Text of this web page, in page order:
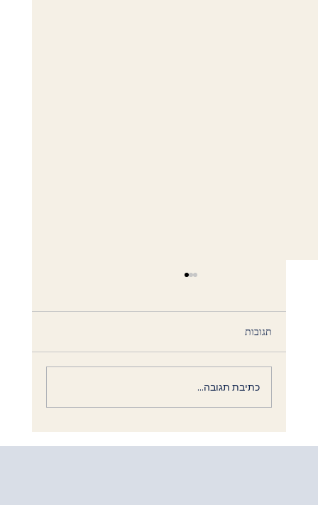
תגובות
כתיבת תגובה...